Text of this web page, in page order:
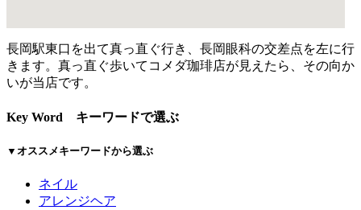
長岡駅東口を出て真っ直ぐ行き、長岡眼科の交差点を左に行
きます。真っ直ぐ歩いてコメダ珈琲店が見えたら、その向か
いが当店です。
Key Word キーワードで選ぶ
▼オススメキーワードから選ぶ
ネイル
アレンジヘア